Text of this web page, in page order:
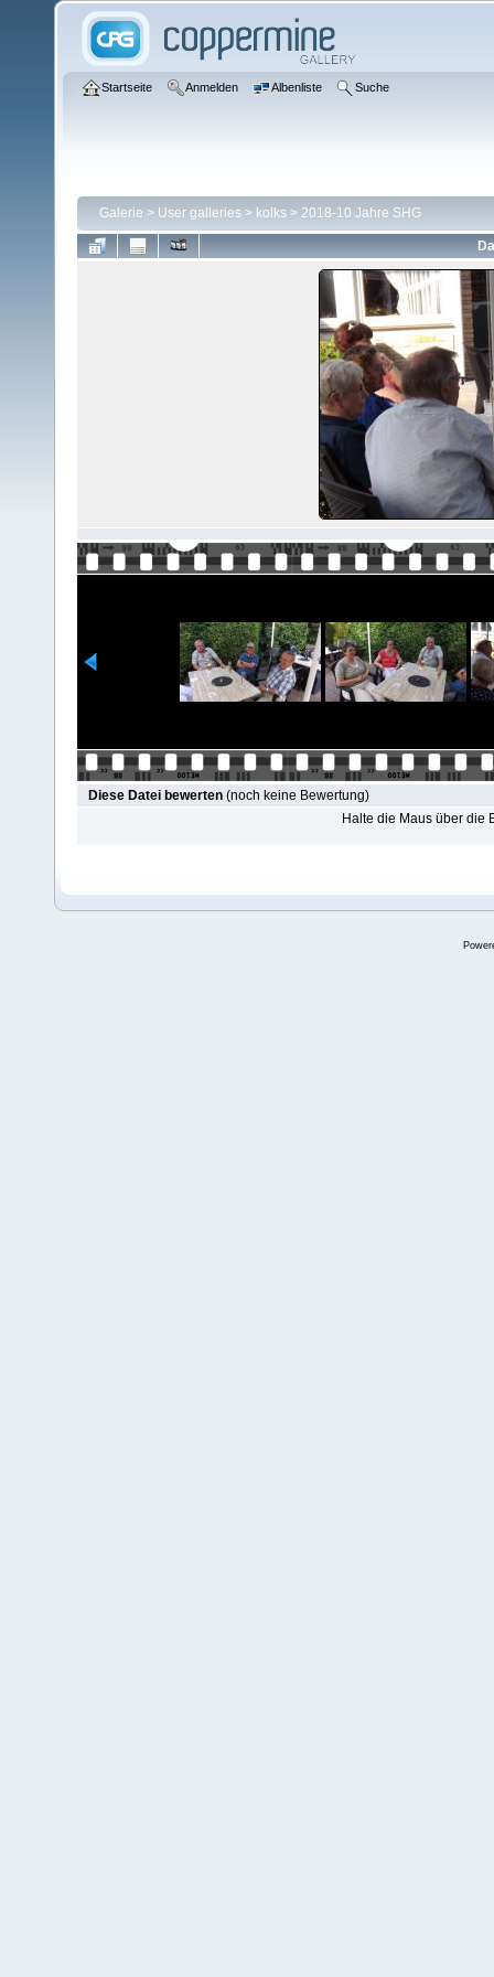
Startseite Anmelden Albenliste Suche
Galerie > User galleries > kolks > 2018-10 Jahre SHG
Diese Datei bewerten (noch keine Bewertung)
Halte die Maus über die